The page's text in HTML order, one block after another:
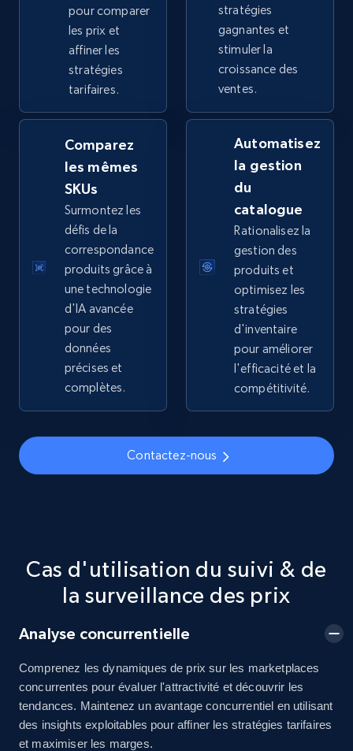
5.4K+ Commencer
by keywords search
URL, Title, Available, Description, Currency, Initial
price, Final price, Discount percent, and more.
5.4K+ 668+ Commencer
TikTok Shop - discover records by shop url
URL, Title, Available, Description, Currency, Initial
price, Final price, Discount percent, and more.
5.4K+ Commencer
Amazon sellers info
Seller id, URL, Seller name, Description, Detailed
URL, Product id, Title, Seller name, Seller rating,
more.
2.5K+ 359+ Commencer
pour comparer
les prix et
affiner les
stratégies
tarifaires.
stratégies
gagnantes et
stimuler la
croissance des
ventes.
Comparez
les mêmes
SKUs
Surmontez les
défis de la
correspondance
produits grâce à
une technologie
d'IA avancée
pour des
données
précises et
complètes.
Automatisez
la gestion
du
catalogue
Rationalisez la
gestion des
produits et
optimisez les
stratégies
d'inventaire
pour améliorer
l'efficacité et la
compétitivité.
Contactez-nous
Cas d'utilisation du suivi & de
la surveillance des prix
Analyse concurrentielle
Comprenez les dynamiques de prix sur les marketplaces
concurrentes pour évaluer l'attractivité et découvrir les
tendances. Maintenez un avantage concurrentiel en utilisant
des insights exploitables pour affiner les stratégies tarifaires
et maximiser les marges.